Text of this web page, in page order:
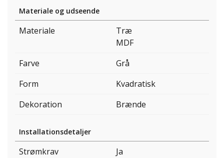
Materiale og udseende
Materiale
Træ
MDF
Farve
Grå
Form
Kvadratisk
Dekoration
Brænde
Installationsdetaljer
Strømkrav Ja